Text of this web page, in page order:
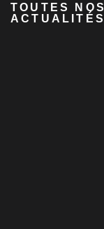
TOUTES NOS
ACTUALITÉS